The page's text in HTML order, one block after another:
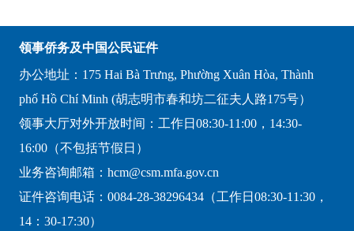
领事侨务及中国公民证件
办公地址：175 Hai Bà Trưng, Phường Xuân Hòa, Thành
phố Hồ Chí Minh (胡志明市春和坊二征夫人路175号）
领事大厅对外开放时间：工作日08:30-11:00，14:30-
16:00（不包括节假日）
业务咨询邮箱：hcm@csm.mfa.gov.cn
证件咨询电话：0084-28-38296434（工作日08:30-11:30，
14：30-17:30）